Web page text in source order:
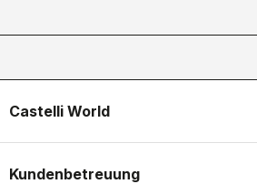
Castelli World
Kundenbetreuung